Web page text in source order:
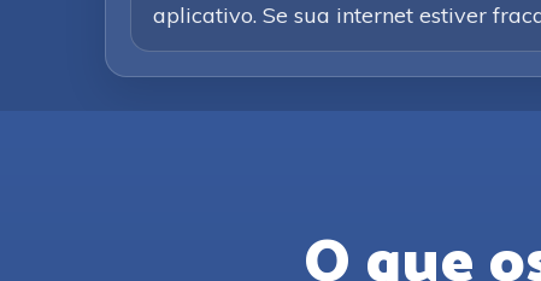
aplicativo. Se sua internet estiver